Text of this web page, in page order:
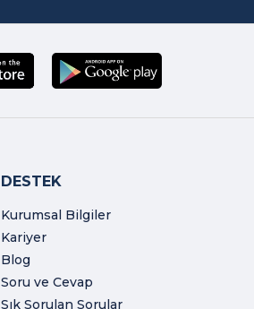
DESTEK
Kurumsal Bilgiler
Kariyer
Blog
Soru ve Cevap
Sık Sorulan Sorular